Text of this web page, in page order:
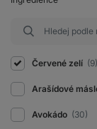
Červené zelí (9)
Arašídové
Avokádo (30)